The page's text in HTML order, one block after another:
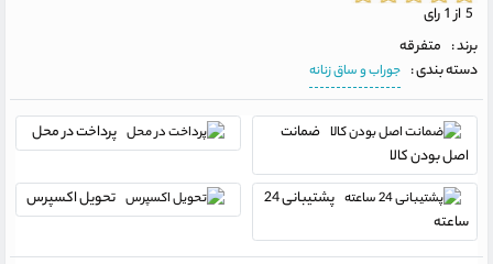
برند : متفرقه
دسته بندی : جوراب و ساق زنانه
ضمانت
اصل بودن کالا
پرداخت در محل
پشتیبانی 24
ساعته
تحویل اکسپرس